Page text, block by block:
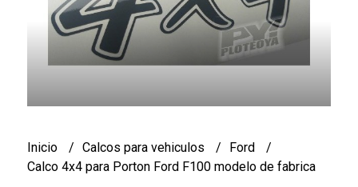
Inicio Calcos para vehiculos
Ford
Calco 4x4 para Porton Ford F100 modelo de fabrica